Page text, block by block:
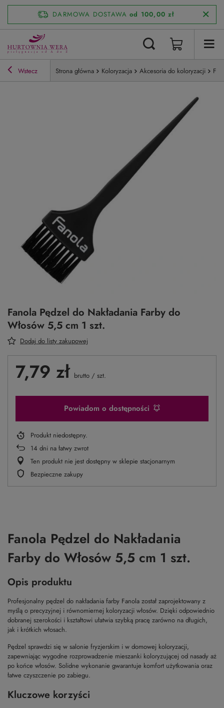
DARMOWA DOSTAWA od 100,00 zł
Wstecz Strona główna Koloryzacja Akcesoria do koloryzacji
Fanola Pędzel do Nakładania Farby do
Włosów 5,5 cm 1 szt.
Dodaj do listy zakupowej
7,79 zł brutto / szt.
Powiadom o dostępności
Produkt niedostępny
14 dni na łatwy zwrot
Ten produkt nie jest dostępny w sklepie stacjonarnym
Bezpieczne zakupy
Fanola Pędzel do Nakładania
Farby do Włosów 5,5 cm 1 szt.
Opis produktu
Profesjonalny pędzel do nakładania farby Fanola został zaprojektowany z
myślą o precyzyjnej i równomiernej koloryzacji włosów. Dzięki odpowiednio
dobranej szerokości i kształtowi ułatwia szybką pracę zarówno na długich,
jak i krótkich włosach.
Pędzel sprawdzi się w salonie fryzjerskim i w domowej koloryzacji,
zapewniając wygodne rozprowadzenie mieszanki koloryzującej od nasady aż
po końce włosów. Solidne wykonanie gwarantuje komfort użytkowania oraz
łatwe czyszczenie po zabiegu.
Kluczowe korzyści